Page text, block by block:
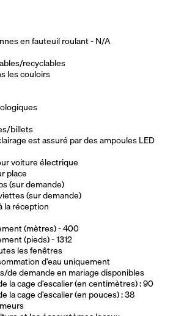
en fauteuil roulant - N/A
recyclables
les couloirs
billets
est assuré par des ampoules LED
voiture électrique
place
(sur demande)
(sur demande)
la réception
(mètres) - 400
(pieds) - 1312
les fenêtres
d’eau uniquement
de demande en mariage disponibles
la cage d’escalier (en centimètres) : 90
la cage d’escalier (en pouces) : 38